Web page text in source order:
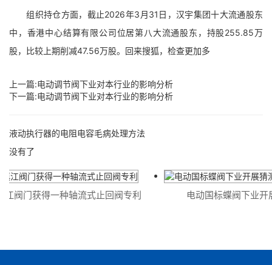
组织持仓方面，截止2026年3月31日，汉宇集团十大流通股东
中，香港中心结算有限公司位居第八大流通股东，持股255.85万
股，比较上期削减47.56万股。回来搜狐，检查更加多
上一篇:电动调节阀下业对本行业的影响分析
下一篇:电动调节阀下业对本行业的影响分析
液动执行器的电阻电容毛病处理方法
没有了
阀门获得一种轴流式止回阀专利 电动国标蝶阀下业开展